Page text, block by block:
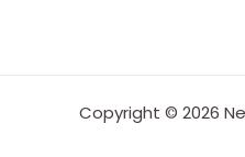
Copyright © 2026